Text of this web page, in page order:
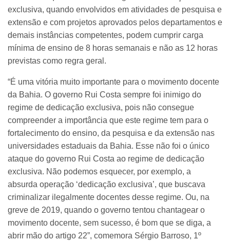
exclusiva, quando envolvidos em atividades de pesquisa e
extensão e com projetos aprovados pelos departamentos e
demais instâncias competentes, podem cumprir carga
mínima de ensino de 8 horas semanais e não as 12 horas
previstas como regra geral.
“É uma vitória muito importante para o movimento docente
da Bahia. O governo Rui Costa sempre foi inimigo do
regime de dedicação exclusiva, pois não consegue
compreender a importância que este regime tem para o
fortalecimento do ensino, da pesquisa e da extensão nas
universidades estaduais da Bahia. Esse não foi o único
ataque do governo Rui Costa ao regime de dedicação
exclusiva. Não podemos esquecer, por exemplo, a
absurda operação ‘dedicação exclusiva’, que buscava
criminalizar ilegalmente docentes desse regime. Ou, na
greve de 2019, quando o governo tentou chantagear o
movimento docente, sem sucesso, é bom que se diga, a
abrir mão do artigo 22”, comemora Sérgio Barroso, 1º